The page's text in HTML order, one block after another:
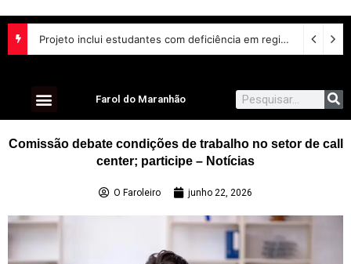
Projeto inclui estudantes com deficiência em regime escolar especial
Farol do Maranhão
Comissão debate condições de trabalho no setor de call
center; participe – Notícias
O Faroleiro junho 22, 2026